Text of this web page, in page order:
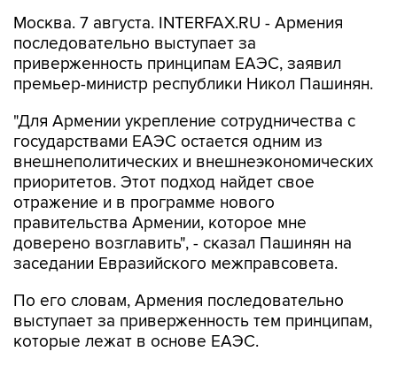
Москва. 7 августа. INTERFAX.RU - Армения
последовательно выступает за
приверженность принципам ЕАЭС, заявил
премьер-министр республики Никол Пашинян.
"Для Армении укрепление сотрудничества с
государствами ЕАЭС остается одним из
внешнеполитических и внешнеэкономических
приоритетов. Этот подход найдет свое
отражение и в программе нового
правительства Армении, которое мне
доверено возглавить", - сказал Пашинян на
заседании Евразийского межправсовета.
По его словам, Армения последовательно
выступает за приверженность тем принципам,
которые лежат в основе ЕАЭС.